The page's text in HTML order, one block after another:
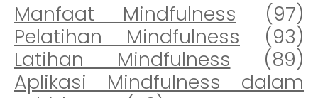
Manfaat Mindfulness
(97)
Pelatihan Mindfulness
(93)
Latihan Mindfulness
(89)
Aplikasi Mindfulness dalam